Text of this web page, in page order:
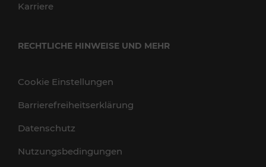
Karriere
RECHTLICHE HINWEISE UND MEHR
Cookie Einstellungen
Barrierefreiheitserklärung
Datenschutz
Nutzungsbedingungen